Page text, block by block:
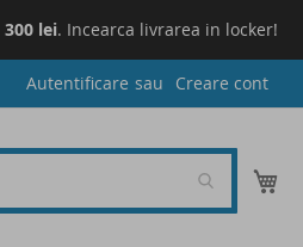
300 lei. Incearca livrarea in locker!
Autentificare Creare cont